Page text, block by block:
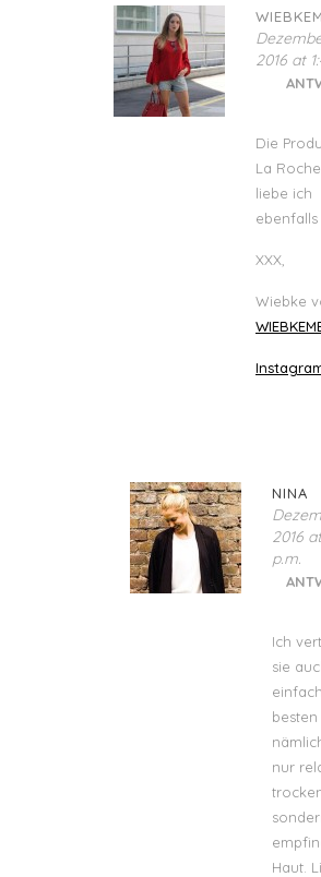
2016 at
Die
La
liebe ich
ebenfalls
XXX,
Wiebke
NINA
2016
p.m.
Ich
sie
nur
Haut.